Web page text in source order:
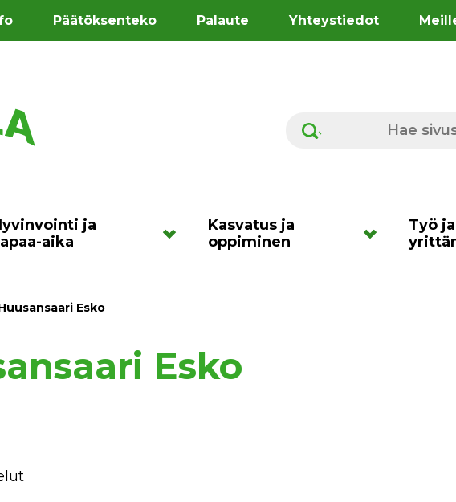
Päätöksenteko Palaute Yhteystiedot
Hae sivustolta
ja
aika
Kasvatus ja
oppiminen
Työ ja
Esko
Esko